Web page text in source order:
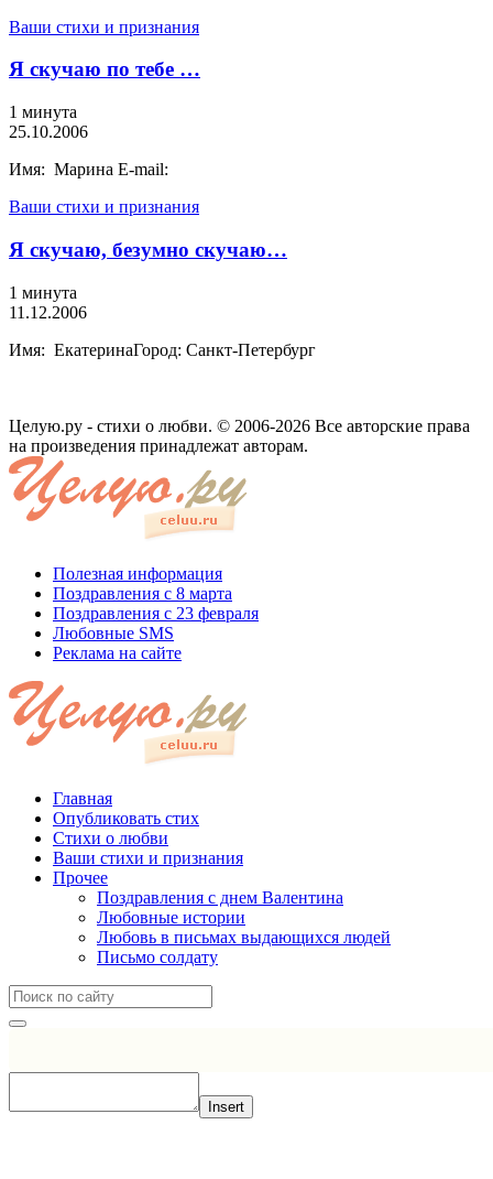
Ваши стихи и признания
Я скучаю по тебе …
1 минута
25.10.2006
Имя: Марина E-mail:
Ваши стихи и признания
Я скучаю, безумно скучаю…
1 минута
11.12.2006
Имя: ЕкатеринаГород: Санкт-Петербург
Целую.ру - стихи о любви. © 2006-2026 Все авторские права
на произведения принадлежат авторам.
Полезная информация
Поздравления с 8 марта
Поздравления с 23 февраля
Любовные SMS
Реклама на сайте
Главная
Опубликовать стих
Стихи о любви
Ваши стихи и признания
Прочее
Поздравления с днем Валентина
Любовные истории
Любовь в письмах выдающихся людей
Письмо солдату
Insert